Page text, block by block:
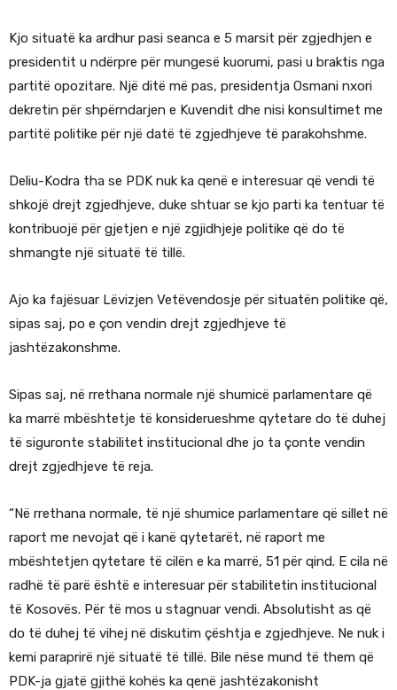
Kjo situatë ka ardhur pasi seanca e 5 marsit për zgjedhjen e
presidentit u ndërpre për mungesë kuorumi, pasi u braktis nga
partitë opozitare. Një ditë më pas, presidentja Osmani nxori
dekretin për shpërndarjen e Kuvendit dhe nisi konsultimet me
partitë politike për një datë të zgjedhjeve të parakohshme.
Deliu-Kodra tha se PDK nuk ka qenë e interesuar që vendi të
shkojë drejt zgjedhjeve, duke shtuar se kjo parti ka tentuar të
kontribuojë për gjetjen e një zgjidhjeje politike që do të
shmangte një situatë të tillë.
Ajo ka fajësuar Lëvizjen Vetëvendosje për situatën politike që,
sipas saj, po e çon vendin drejt zgjedhjeve të
jashtëzakonshme.
Sipas saj, në rrethana normale një shumicë parlamentare që
ka marrë mbështetje të konsiderueshme qytetare do të duhej
të siguronte stabilitet institucional dhe jo ta çonte vendin
drejt zgjedhjeve të reja.
“Në rrethana normale, të një shumice parlamentare që sillet në
raport me nevojat që i kanë qytetarët, në raport me
mbështetjen qytetare të cilën e ka marrë, 51 për qind. E cila në
radhë të parë është e interesuar për stabilitetin institucional
të Kosovës. Për të mos u stagnuar vendi. Absolutisht as që
do të duhej të vihej në diskutim çështja e zgjedhjeve. Ne nuk i
kemi paraprirë një situatë të tillë. Bile nëse mund të them që
PDK-ja gjatë gjithë kohës ka qenë jashtëzakonisht